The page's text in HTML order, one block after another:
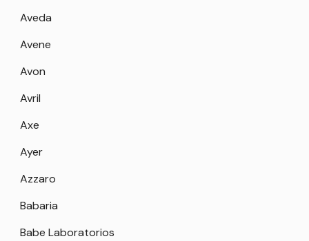
Aveda
Avene
Avon
Avril
Axe
Ayer
Azzaro
Babaria
Babe Laboratorios